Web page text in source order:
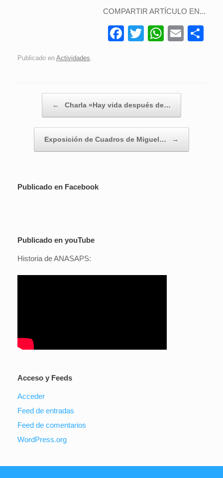
COMPARTIR ARTÍCULO EN...
F
b
o
o
k
T W
A
p
p
E
Publicado en Actividades.
← Charla «Hay vida después de…
Exposición de Cuadros de Miguel… →
Publicado en Facebook
Publicado en youTube
Historia de ANASAPS:
Acceso y Feeds
Acceder
Feed de entradas
Feed de comentarios
WordPress.org